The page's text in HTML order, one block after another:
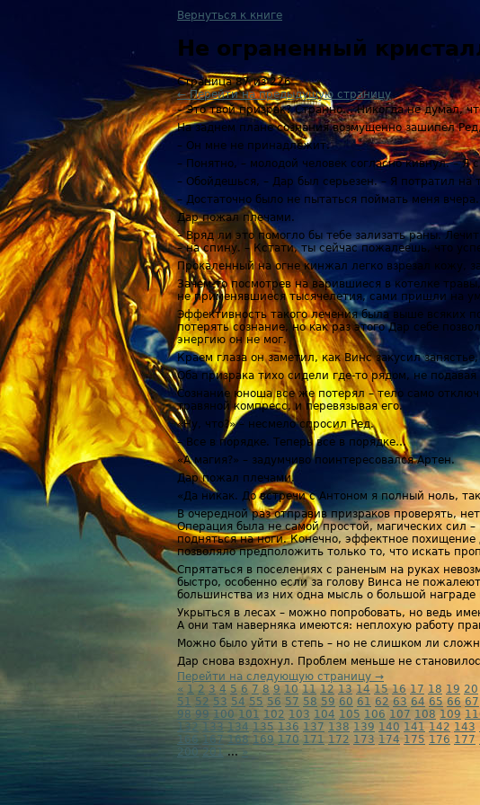
Вернуться к книге
Не ограненный
Страница 87 из 226
← Перейти на предыдущую страницу
– Это твой призрак? Странно… Никогда не думал,
На заднем плане сознания возмущенно зашипел
– Он мне не принадлежит.
– Понятно, – молодой человек согласно кивнул. – Я
– Обойдешься, – Дар был серьезен. – Я потратил на
– Достаточно было не пытаться поймать меня вчера.
Дар пожал плечами.
– Вряд ли это помогло бы тебе зализать раны.
– на спину. – Кстати, ты сейчас пожалеешь, что
Прокаленный на огне кинжал легко взрезал кожу,
Зачем-то посмотрев на варившиеся в котелке
не применявшиеся тысячелетия, сами пришли на
Эффективность такого лечения была выше всяких
потерять сознание, но как раз этого Дар себе
энергию он не мог.
Краем глаза он заметил, как Винс закусил
Оба призрака тихо сидели где-то рядом, не
Сознание юноша все же потерял – тело само
травяной компресс, и перевязывая его.
«Ну, что?» – несмело спросил Ред.
– Все в порядке. Теперь все в порядке…
«А магия?» – задумчиво поинтересовался Артен.
Дар пожал плечами.
«Да никак. До встречи с Антоном я полный ноль,
В очередной раз отправив призраков проверять,
Операция была не самой простой, магических сил
подняться на ноги. Конечно, эффектное
позволяло предположить только то, что искать
Спрятаться в поселениях с раненым на руках
быстро, особенно если за голову Винса не
большинства из них одна мысль о большой награде
Укрыться в лесах – можно попробовать, но ведь
А они там наверняка имеются: неплохую работу
Можно было уйти в степь – но не слишком ли
Дар снова вздохнул. Проблем меньше не
Перейти на следующую страницу →
« 1 2 3 4 5 6 7 8 9 10 11 12 13 14 15 16 17 18 19 20
51 52 53 54 55 56 57 58 59 60 61 62 63 64 65 66 67
98 99 100 101 102 103 104 105 106 107 108 109
132 133 134 135 136 137 138 139 140 141 142 143
166 167 168 169 170 171 172 173 174 175 176 177
200 201 ... »